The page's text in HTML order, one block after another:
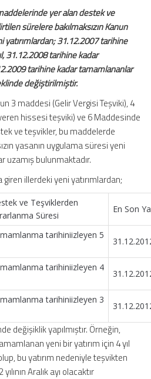
yer alan destek ve
sürelere bakılmaksızın Kanun
yatırımlardan; 31.12.2007 tarihine
31.12.2008 tarihine kadar
tarihine kadar tamamlananlar
değiştirilmiştir.
3 maddesi (Gelir Vergisi Teşviki), 4
hissesi teşviki) ve 6 Maddesinde
ve teşvikler, bu maddelerde
yasanın uygulama süresi yeni
uzamış bulunmaktadır.
illerdeki yeni yatırımlardan;
ve Teşviklerden
Süresi
En Son
tarihiniizleyen 5
tarihiniizleyen 4
tarihiniizleyen 3
değişiklik yapılmıştır. Örneğin,
yeni bir yatırım için 4 yıl
bu yatırım nedeniyle teşvikten
Aralık ayı olacaktır